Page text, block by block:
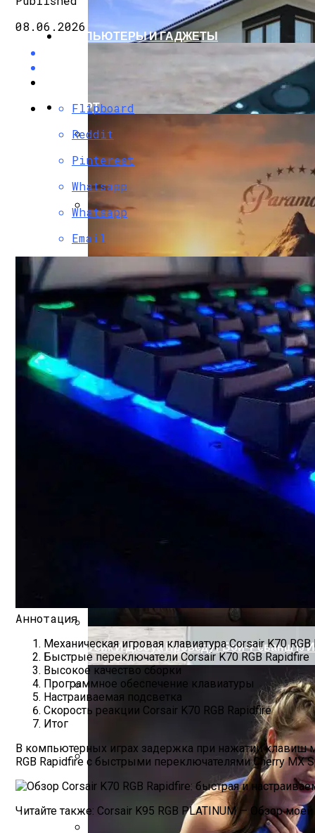
Кованые Ворота
Гаражные Ворота Рольставни
Два Прораба — Информационный
Двухэтажный Дом: Подготовительный
Проекты Домов Для Узких Длинных
Проект Дома С Верандой И Террасой +
КОМПЬЮТЕРЫ И ГАДЖЕТЫ
Обзор Amazon Fire TV — Если Alexa
Обзор Netgear Arlo Pro 2 — Лучшая, Но
СПОРТ
Paramount Получит Права На
Усик И Дюбуа Проведут Бой-Реванш 19
08.06.2026
Flipboard
Reddit
Pinterest
Whatsapp
Whatsapp
Email
Аннотация
Механическая игровая клавиатура Corsair K70
Быстрые переключатели Corsair K70 RGB Rapidfire
Высокое качество сборки
Программное обеспечение клавиатуры
Настраиваемая подсветка
Скорость реакции Corsair K70 RGB Rapidfire
Итог
В компьютерных играх задержка при нажатии клавиш
RGB Rapidfire с быстрыми переключателями Cherry MX
Читайте также: Corsair K95 RGB PLATINUM — Обзор